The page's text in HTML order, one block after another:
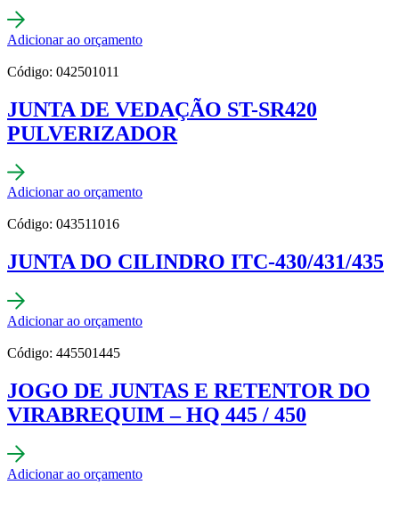
Adicionar ao orçamento
Código: 042501011
JUNTA DE VEDAÇÃO ST-SR420
PULVERIZADOR
Adicionar ao orçamento
Código: 043511016
JUNTA DO CILINDRO ITC-430/431/435
Adicionar ao orçamento
Código: 445501445
JOGO DE JUNTAS E RETENTOR DO
VIRABREQUIM – HQ 445 / 450
Adicionar ao orçamento